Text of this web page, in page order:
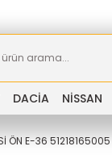
DACİA NİSSAN